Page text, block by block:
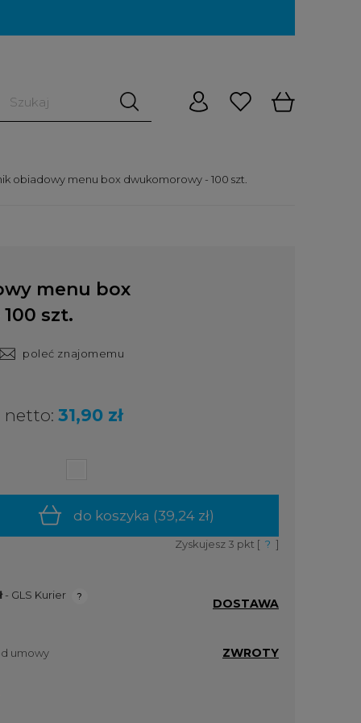
obiadowy menu box dwukomorowy - 100 szt.
menu box
szt.
poleć znajomemu
netto: 31,90 zł
do koszyka (39,24 zł)
Zyskujesz 3 pkt [ ? ]
- GLS Kurier
DOSTAWA
umowy ZWROTY